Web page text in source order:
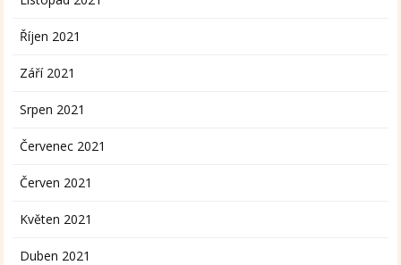
Říjen 2021
Září 2021
Srpen 2021
Červenec 2021
Červen 2021
Květen 2021
Duben 2021